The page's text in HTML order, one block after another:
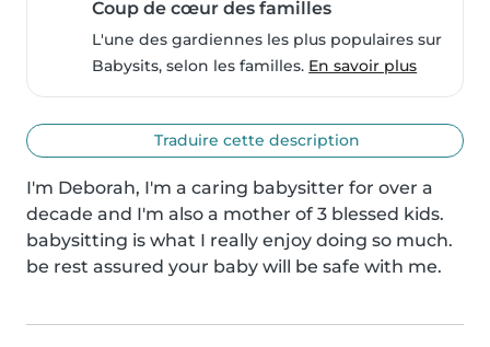
Coup de cœur des familles
L'une des gardiennes les plus populaires sur
Babysits, selon les familles. En savoir plus
Traduire cette description
I'm Deborah, I'm a caring babysitter for over a
decade and I'm also a mother of 3 blessed kids.
babysitting is what I really enjoy doing so much.
be rest assured your baby will be safe with me.